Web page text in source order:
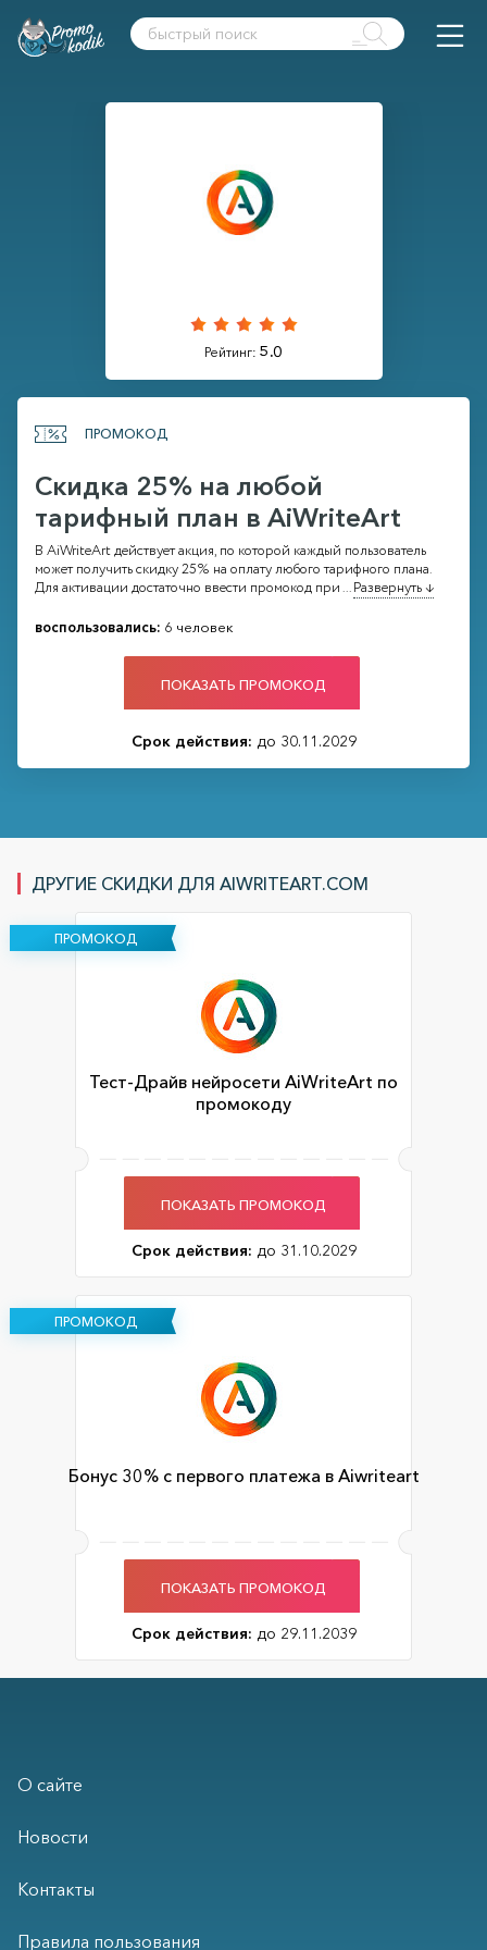
Рейтинг: 5.0
ПРОМОКОД
Скидка 25% на любой
тарифный план в AiWriteArt
В AiWriteArt действует акция, по которой каждый пользователь
может получить скидку 25% на оплату любого тарифного плана.
Для активации достаточно ввести промокод при...Развернуть ↓
воспользовались: 6 человек
ПОКАЗАТЬ ПРОМОКОД
Срок действия: до 30.11.2029
ДРУГИЕ СКИДКИ ДЛЯ AIWRITEART.COM
ПРОМОКОД
Тест-Драйв нейросети AiWriteArt по
промокоду
ПОКАЗАТЬ ПРОМОКОД
Срок действия: до 31.10.2029
ПРОМОКОД
Бонус 30% с первого платежа в Aiwriteart
ПОКАЗАТЬ ПРОМОКОД
Срок действия: до 29.11.2039
О сайте
Новости
Контакты
Правила пользования